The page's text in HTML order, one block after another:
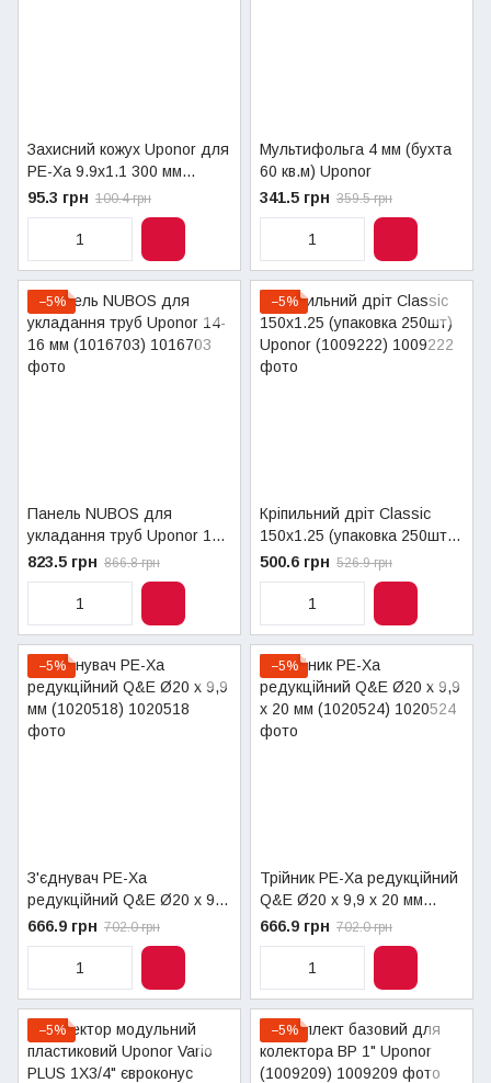
Захисний кожух Uponor для
PE-Xa 9.9x1.1 300 мм
(1005269)
95.3 грн 100.4 грн
Мультифольга 4 мм (бухта
60 кв.м) Uponor
341.5 грн 359.5 грн
−5%
Панель NUBOS для
укладання труб Uponor 14-
16 мм (1016703)
823.5 грн 866.8 грн
−5%
Кріпильний дріт Classic
150х1.25 (упаковка 250шт)
Uponor (1009222)
500.6 грн 526.9 грн
−5%
З'єднувач PE-Xa
редукційний Q&E Ø20 x 9,9
мм (1020518)
666.9 грн 702.0 грн
−5%
Трійник PE-Xa редукційний
Q&E Ø20 x 9,9 x 20 мм
(1020524)
666.9 грн 702.0 грн
−5% −5%